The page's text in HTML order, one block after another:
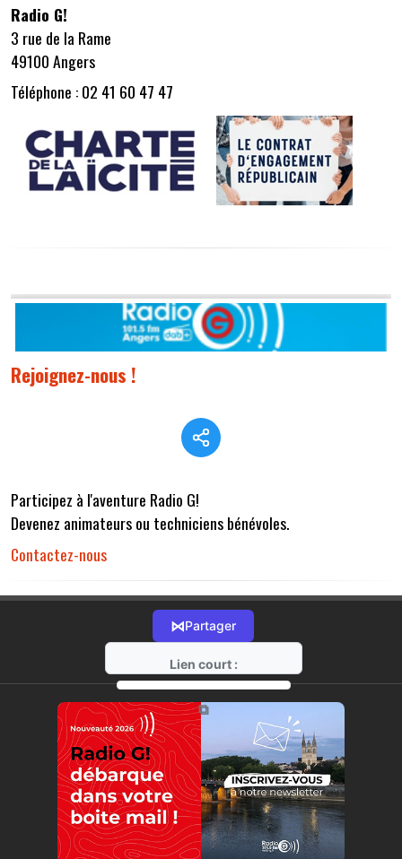
Radio G!
3 rue de la Rame
49100 Angers
Téléphone : 02 41 60 47 47
Rejoignez-nous !
Participez à l'aventure Radio G!
Devenez animateurs ou techniciens bénévoles.
Contactez-nous
⋈Partager
Lien court :
https://radio-g.fr?r32
⧉